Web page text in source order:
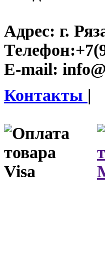
Адрес: г.
Телефон:
E-mail:
Контакты |